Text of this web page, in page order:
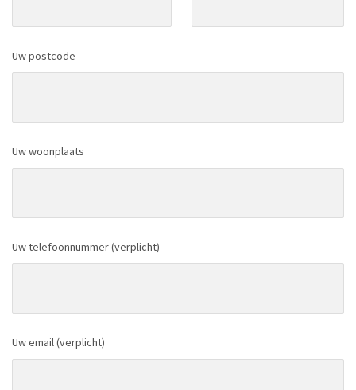
Uw postcode
Uw woonplaats
Uw telefoonnummer (verplicht)
Uw email (verplicht)